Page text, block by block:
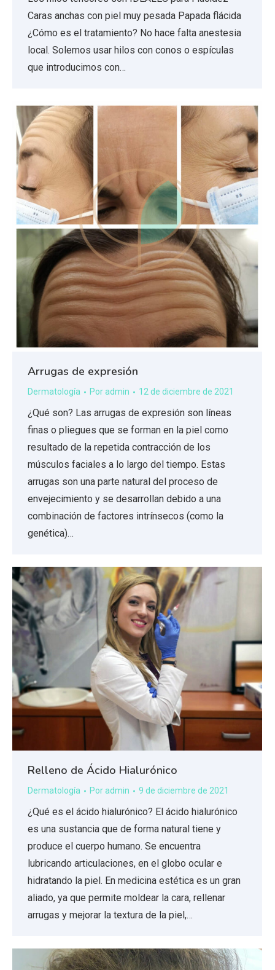
Caras anchas con piel muy pesada Papada flácida
¿Cómo es el tratamiento? No hace falta anestesia
local. Solemos usar hilos con conos o espículas
que introducimos con…
Arrugas de expresión
Dermatología Poradmin 12 de diciembre de 2021
¿Qué son? Las arrugas de expresión son líneas
finas o pliegues que se forman en la piel como
resultado de la repetida contracción de los
músculos faciales a lo largo del tiempo. Estas
arrugas son una parte natural del proceso de
envejecimiento y se desarrollan debido a una
combinación de factores intrínsecos (como la
genética)…
Relleno de Ácido Hialurónico
Dermatología Poradmin 9 de diciembre de 2021
¿Qué es el ácido hialurónico? El ácido hialurónico
es una sustancia que de forma natural tiene y
produce el cuerpo humano. Se encuentra
lubricando articulaciones, en el globo ocular e
hidratando la piel. En medicina estética es un gran
aliado, ya que permite moldear la cara, rellenar
arrugas y mejorar la textura de la piel,…